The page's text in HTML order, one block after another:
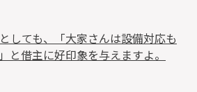
しても、「大家さんは設備対応も
と借主に好印象を与えますよ。